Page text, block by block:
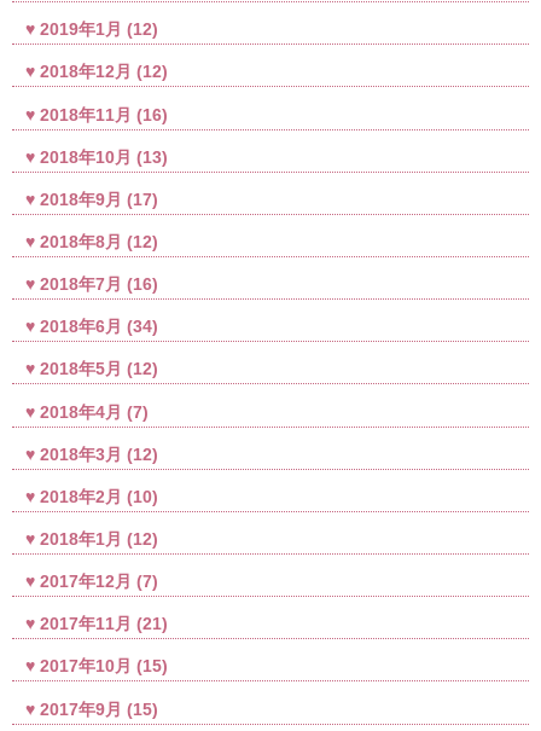
2019年1月 (12)
2018年12月 (12)
2018年11月 (16)
2018年10月 (13)
2018年9月 (17)
2018年8月 (12)
2018年7月 (16)
2018年6月 (34)
2018年5月 (12)
2018年4月 (7)
2018年3月 (12)
2018年2月 (10)
2018年1月 (12)
2017年12月 (7)
2017年11月 (21)
2017年10月 (15)
2017年9月 (15)